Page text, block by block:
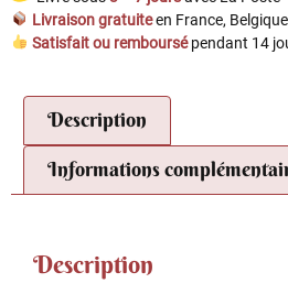
Livraison gratuiteen France,
Satisfait ou remboursépendant 14
Description
Informations
Description